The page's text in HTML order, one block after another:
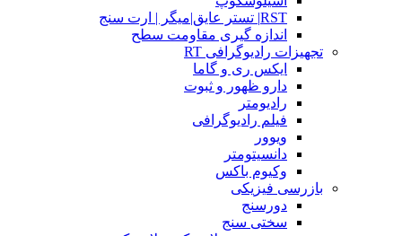
RST| تستر عایق|میگر | ارت سنج
اندازه گیری مقاومت سطح
تجهیزات رادیوگرافی RT
ایکس ری و گاما
دارو ظهور و ثبوت
رادیومتر
فیلم رادیوگرافی
ویوور
دانسیتومتر
وکیوم باکس
بازرسی فیزیکی
دورسنج
سختی سنج